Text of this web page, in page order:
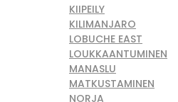
KIIPEILY
KILIMANJARO
LOBUCHE EAST
LOUKKAANTUMINEN
MANASLU
MATKUSTAMINEN
NORJA